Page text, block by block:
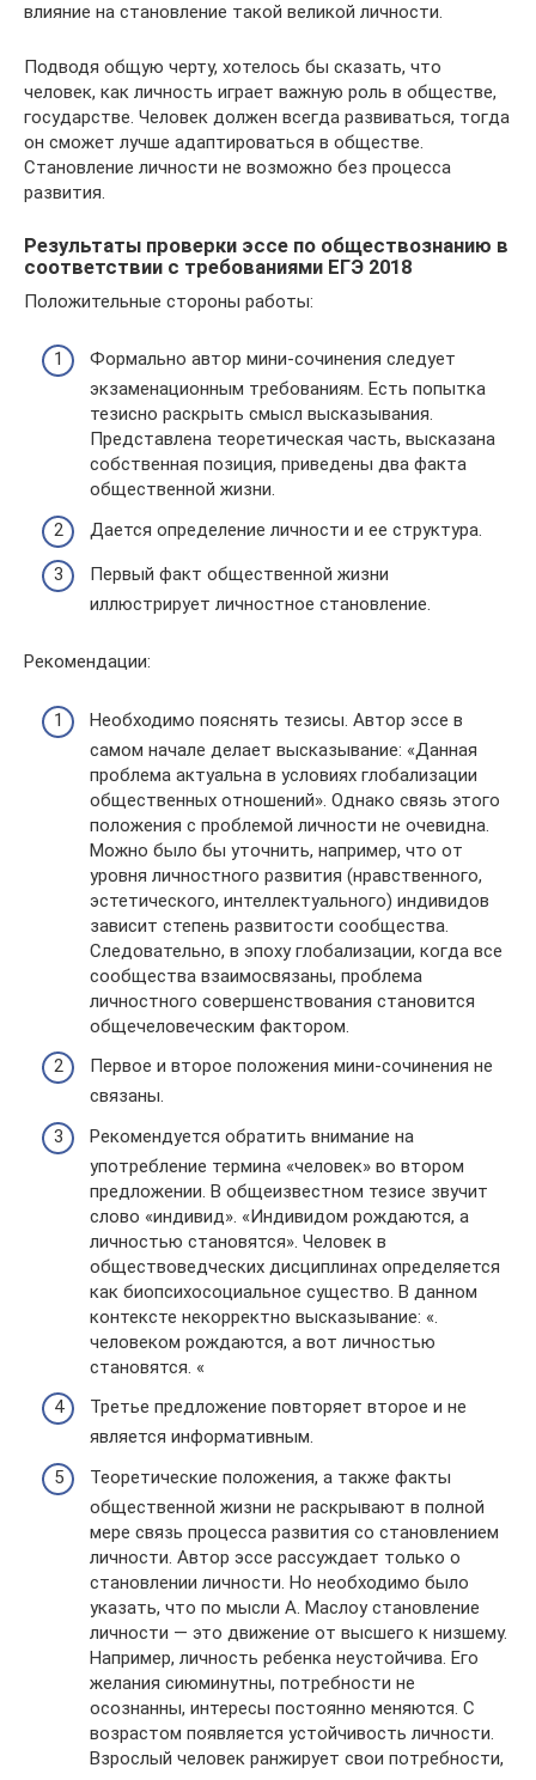
влияние на становление такой великой личности.
Подводя общую черту, хотелось бы сказать, что
человек, как личность играет важную роль в обществе,
государстве. Человек должен всегда развиваться, тогда
он сможет лучше адаптироваться в обществе.
Становление личности не возможно без процесса
развития.
Результаты проверки эссе по обществознанию в
соответствии с требованиями ЕГЭ 2018
Положительные стороны работы:
Формально автор мини-сочинения следует
экзаменационным требованиям. Есть попытка
тезисно раскрыть смысл высказывания.
Представлена теоретическая часть, высказана
собственная позиция, приведены два факта
общественной жизни.
Дается определение личности и ее структура.
Первый факт общественной жизни
иллюстрирует личностное становление.
Рекомендации:
Необходимо пояснять тезисы. Автор эссе в
самом начале делает высказывание: «Данная
проблема актуальна в условиях глобализации
общественных отношений». Однако связь этого
положения с проблемой личности не очевидна.
Можно было бы уточнить, например, что от
уровня личностного развития (нравственного,
эстетического, интеллектуального) индивидов
зависит степень развитости сообщества.
Следовательно, в эпоху глобализации, когда все
сообщества взаимосвязаны, проблема
личностного совершенствования становится
общечеловеческим фактором.
Первое и второе положения мини-сочинения не
связаны.
Рекомендуется обратить внимание на
употребление термина «человек» во втором
предложении. В общеизвестном тезисе звучит
слово «индивид». «Индивидом рождаются, а
личностью становятся». Человек в
обществоведческих дисциплинах определяется
как биопсихосоциальное существо. В данном
контексте некорректно высказывание: «.
человеком рождаются, а вот личностью
становятся. «
Третье предложение повторяет второе и не
является информативным.
Теоретические положения, а также факты
общественной жизни не раскрывают в полной
мере связь процесса развития со становлением
личности. Автор эссе рассуждает только о
становлении личности. Но необходимо было
указать, что по мысли А. Маслоу становление
личности — это движение от высшего к низшему.
Например, личность ребенка неустойчива. Его
желания сиюминутны, потребности не
осознанны, интересы постоянно меняются. С
возрастом появляется устойчивость личности.
Взрослый человек ранжирует свои потребности,